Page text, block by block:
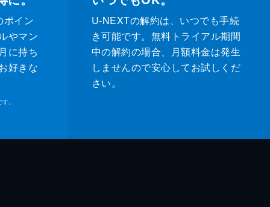
ポイン
やマン
に持ち
好きな
。
U-NEXTの解約は、いつでも手続
き可能です。無料トライアル期間
中の解約の場合、月額料金は発生
しませんので安心してお試しくだ
さい。